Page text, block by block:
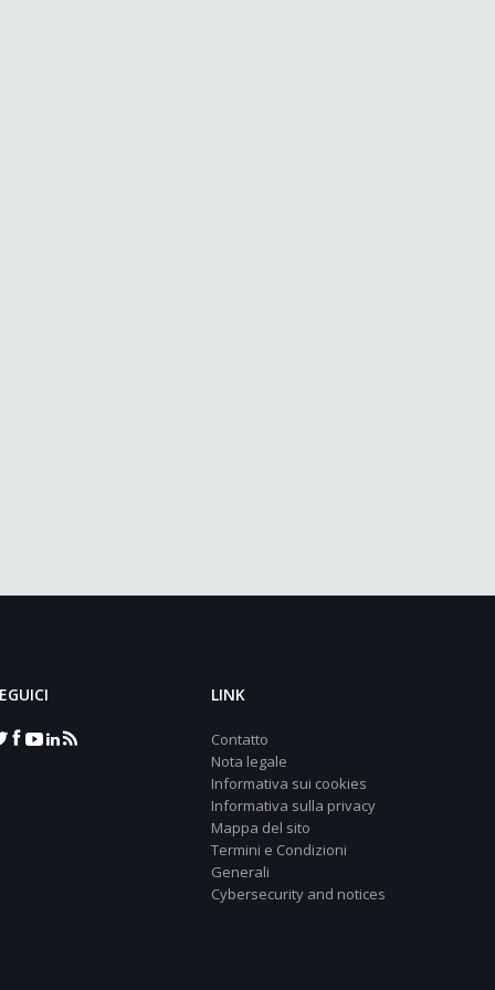
LINK
Contatto
Nota legale
Informativa sui cookies
Informativa sulla privacy
Mappa del sito
Termini e Condizioni
Generali
Cybersecurity and notices